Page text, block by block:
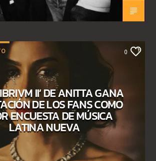
0
II’ DE ANITTA GANA
DE LOS FANS COMO
ENCUESTA DE MÚSICA
LATINA NUEVA